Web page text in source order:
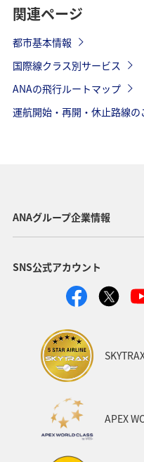
関連ページ
都市基本情報
国際線クラス別サービス
ANAの飛行ルートマップ
運航開始・再開・休止路線の
ANAグループ企業情報
SNS公式アカウント
APEX